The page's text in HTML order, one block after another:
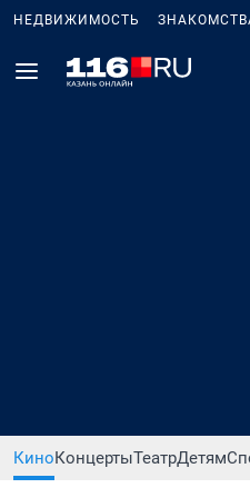
НЕДВИЖИМОСТЬ
КиноКонцертыТеатрДетям